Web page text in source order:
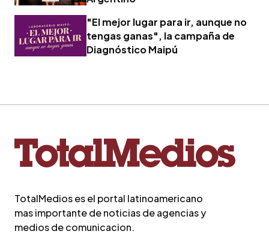
"El mejor lugar para ir, aunque no
tengas ganas", la campaña de
Diagnóstico Maipú
TotalMedios es el portal latinoamericano
mas importante de noticias de agencias y
medios de comunicacion.